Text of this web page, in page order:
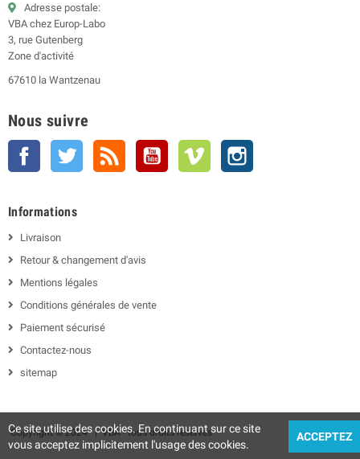
Adresse postale:
VBA chez Europ-Labo
3, rue Gutenberg
Zone d'activité
67610 la Wantzenau
Nous suivre
Facebook Twitter YouTube Vimeo
Informations
Livraison
Retour & changement d'avis
Mentions légales
Conditions générales de vente
Paiement sécurisé
Contactez-nous
sitemap
Copyright © 2024 | VBA - tous droits réservés
Ce site utilise des cookies. En continuant sur ce site
vous acceptez implicitement l'usage des cookies.
ACCEPTEZ